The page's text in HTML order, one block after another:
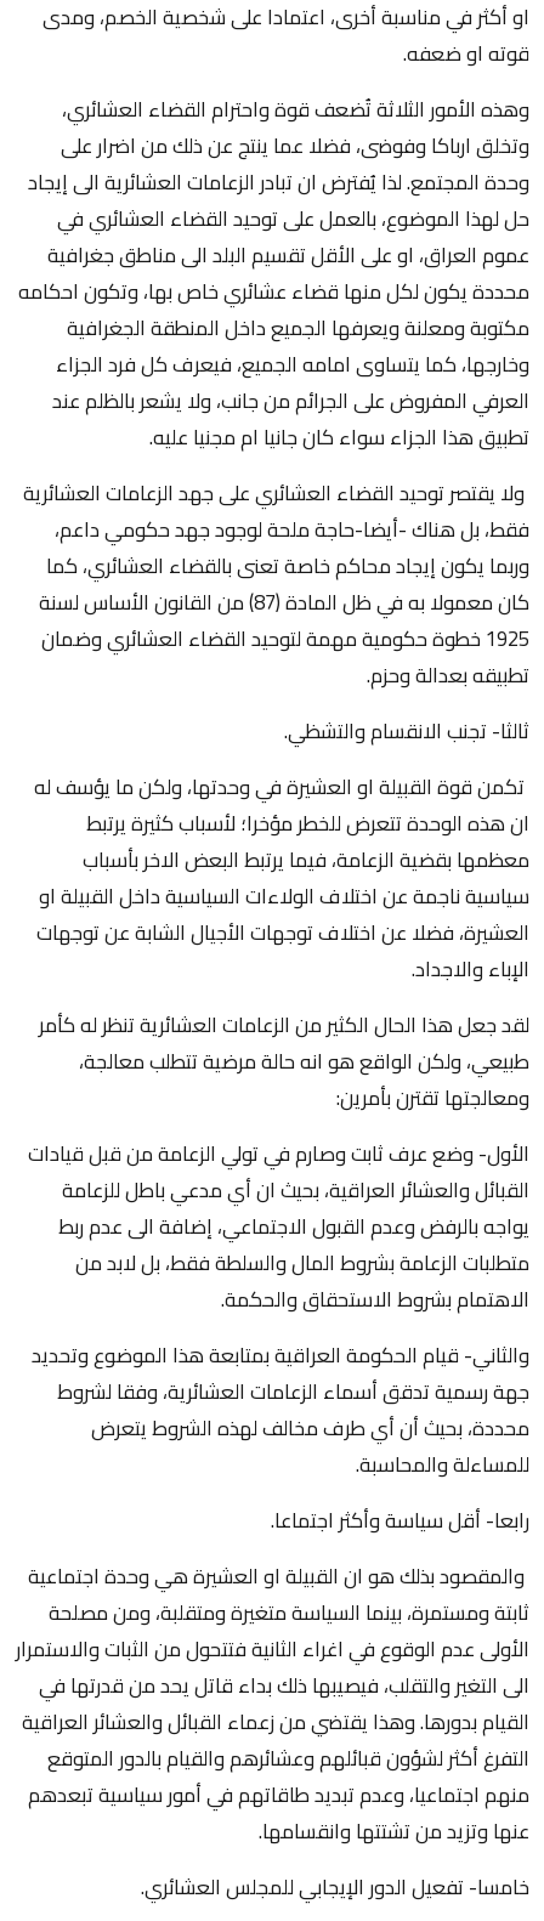
او أكثر في مناسبة أخرى، اعتمادا على شخصية الخصم، ومدى
قوته او ضعفه.
وهذه الأمور الثلاثة تُضعف قوة واحترام القضاء العشائري،
وتخلق ارباكا وفوضى، فضلا عما ينتج عن ذلك من اضرار على
وحدة المجتمع. لذا يُفترض ان تبادر الزعامات العشائرية الى إيجاد
حل لهذا الموضوع، بالعمل على توحيد القضاء العشائري في
عموم العراق، او على الأقل تقسيم البلد الى مناطق جغرافية
محددة يكون لكل منها قضاء عشائري خاص بها، وتكون احكامه
مكتوبة ومعلنة ويعرفها الجميع داخل المنطقة الجغرافية
وخارجها، كما يتساوى امامه الجميع، فيعرف كل فرد الجزاء
العرفي المفروض على الجرائم من جانب، ولا يشعر بالظلم عند
تطبيق هذا الجزاء سواء كان جانيا ام مجنيا عليه.
ولا يقتصر توحيد القضاء العشائري على جهد الزعامات العشائرية
فقط، بل هناك -أيضا-حاجة ملحة لوجود جهد حكومي داعم،
وربما يكون إيجاد محاكم خاصة تعنى بالقضاء العشائري، كما
كان معمولا به في ظل المادة (87) من القانون الأساس لسنة
1925 خطوة حكومية مهمة لتوحيد القضاء العشائري وضمان
تطبيقه بعدالة وحزم.
ثالثا- تجنب الانقسام والتشظي.
تكمن قوة القبيلة او العشيرة في وحدتها، ولكن ما يؤسف له
ان هذه الوحدة تتعرض للخطر مؤخرا؛ لأسباب كثيرة يرتبط
معظمها بقضية الزعامة، فيما يرتبط البعض الاخر بأسباب
سياسية ناجمة عن اختلاف الولاءات السياسية داخل القبيلة او
العشيرة، فضلا عن اختلاف توجهات الأجيال الشابة عن توجهات
الإباء والاجداد.
لقد جعل هذا الحال الكثير من الزعامات العشائرية تنظر له كأمر
طبيعي، ولكن الواقع هو انه حالة مرضية تتطلب معالجة،
ومعالجتها تقترن بأمرين:
الأول- وضع عرف ثابت وصارم في تولي الزعامة من قبل قيادات
القبائل والعشائر العراقية، بحيث ان أي مدعي باطل للزعامة
يواجه بالرفض وعدم القبول الاجتماعي، إضافة الى عدم ربط
متطلبات الزعامة بشروط المال والسلطة فقط، بل لابد من
الاهتمام بشروط الاستحقاق والحكمة.
والثاني- قيام الحكومة العراقية بمتابعة هذا الموضوع وتحديد
جهة رسمية تدقق أسماء الزعامات العشائرية، وفقا لشروط
محددة، بحيث أن أي طرف مخالف لهذه الشروط يتعرض
للمساءلة والمحاسبة.
رابعا- أقل سياسة وأكثر اجتماعا.
والمقصود بذلك هو ان القبيلة او العشيرة هي وحدة اجتماعية
ثابتة ومستمرة، بينما السياسة متغيرة ومتقلبة، ومن مصلحة
الأولى عدم الوقوع في اغراء الثانية فتتحول من الثبات والاستمرار
الى التغير والتقلب، فيصيبها ذلك بداء قاتل يحد من قدرتها في
القيام بدورها. وهذا يقتضي من زعماء القبائل والعشائر العراقية
التفرغ أكثر لشؤون قبائلهم وعشائرهم والقيام بالدور المتوقع
منهم اجتماعيا، وعدم تبديد طاقاتهم في أمور سياسية تبعدهم
عنها وتزيد من تشتتها وانقسامها.
خامسا- تفعيل الدور الإيجابي للمجلس العشائري.